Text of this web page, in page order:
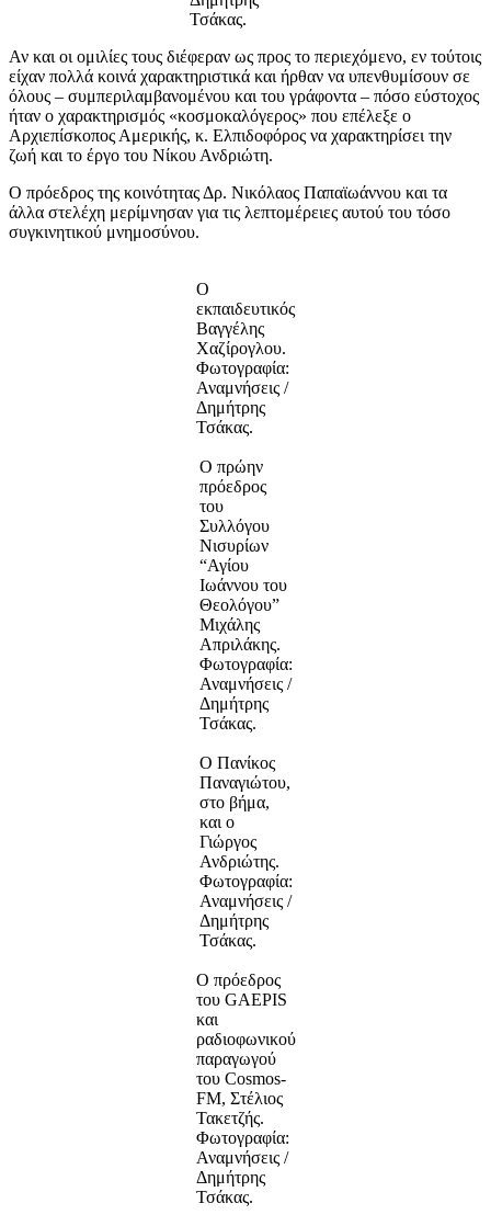
Τσάκας.
Αν και οι ομιλίες τους διέφεραν ως προς το περιεχόμενο, εν τούτοις
είχαν πολλά κοινά χαρακτηριστικά και ήρθαν να υπενθυμίσουν σε
όλους – συμπεριλαμβανομένου και του γράφοντα – πόσο εύστοχος
ήταν ο χαρακτηρισμός «κοσμοκαλόγερος» που επέλεξε ο
Αρχιεπίσκοπος Αμερικής, κ. Ελπιδοφόρος να χαρακτηρίσει την
ζωή και το έργο του Νίκου Ανδριώτη.
Ο πρόεδρος της κοινότητας Δρ. Νικόλαος Παπαϊωάννου και τα
άλλα στελέχη μερίμνησαν για τις λεπτομέρειες αυτού του τόσο
συγκινητικού μνημοσύνου.
Ο
εκπαιδευτικός
Βαγγέλης
Χαζίρογλου.
Φωτογραφία:
Αναμνήσεις /
Δημήτρης
Τσάκας.
Ο πρώην
πρόεδρος
του
Συλλόγου
Νισυρίων
“Αγίου
Ιωάννου του
Θεολόγου”
Μιχάλης
Απριλάκης.
Φωτογραφία:
Αναμνήσεις /
Δημήτρης
Τσάκας.
Ο Πανίκος
Παναγιώτου,
στο βήμα,
και ο
Γιώργος
Ανδριώτης.
Φωτογραφία:
Αναμνήσεις /
Δημήτρης
Τσάκας.
Ο πρόεδρος
του GAEPIS
και
ραδιοφωνικού
παραγωγού
του Cosmos-
FM, Στέλιος
Τακετζής.
Φωτογραφία:
Αναμνήσεις /
Δημήτρης
Τσάκας.